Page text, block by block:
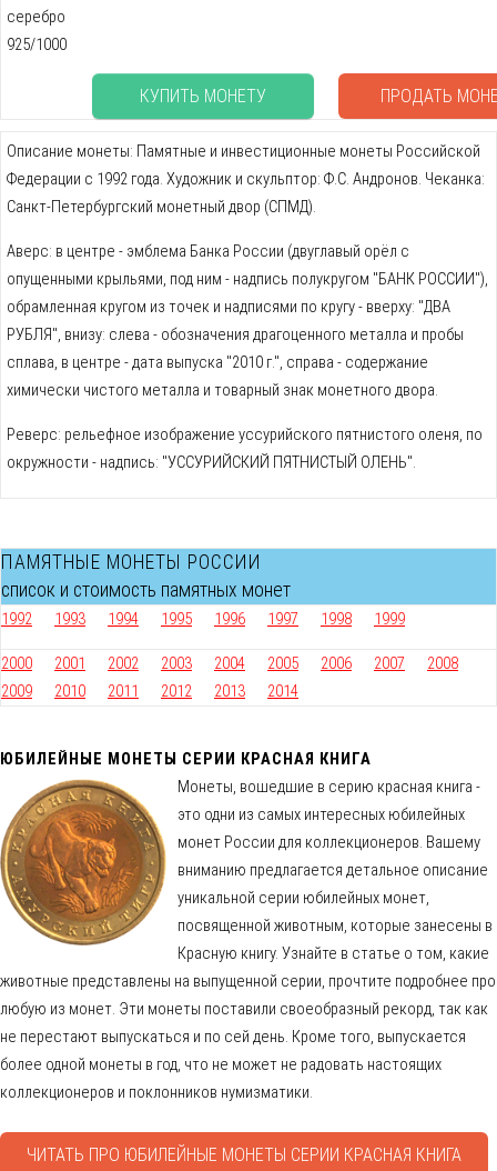
серебро
925/1000
КУПИТЬ МОНЕТУ ПРОДАТЬ
Описание монеты: Памятные и инвестиционные монеты Российской
Федерации с 1992 года. Художник и скульптор: Ф.С. Андронов. Чеканка:
Cанкт-Петербургский монетный двор (СПМД).
Аверс: в центре - эмблема Банка России (двуглавый орёл с
опущенными крыльями, под ним - надпись полукругом "БАНК РОССИИ"),
обрамленная кругом из точек и надписями по кругу - вверху: "ДВА
РУБЛЯ", внизу: слева - обозначения драгоценного металла и пробы
сплава, в центре - дата выпуска "2010 г.", справа - содержание
химически чистого металла и товарный знак монетного двора.
Реверс: рельефное изображение уссурийского пятнистого оленя, по
окружности - надпись: "УССУРИЙСКИЙ ПЯТНИСТЫЙ ОЛЕНЬ".
ПАМЯТНЫЕ МОНЕТЫ РОССИИ
список и стоимость памятных монет
1992 1993 1994 1995 1996 1997 1998 1999
2000 2001 2002 2003 2004 2005 2006 2007
2008
2009
2010 2011 2012 2013 2014
ЮБИЛЕЙНЫЕ МОНЕТЫ СЕРИИ КРАСНАЯ КНИГА
Монеты, вошедшие в серию красная книга -
это одни из самых интересных юбилейных
монет России для коллекционеров. Вашему
вниманию предлагается детальное описание
уникальной серии юбилейных монет,
посвященной животным, которые занесены в
Красную книгу. Узнайте в статье о том, какие
животные представлены на выпущенной серии, прочтите подробнее про
любую из монет. Эти монеты поставили своеобразный рекорд, так как
не перестают выпускаться и по сей день. Кроме того, выпускается
более одной монеты в год, что не может не радовать настоящих
коллекционеров и поклонников нумизматики.
ЧИТАТЬ ПРО ЮБИЛЕЙНЫЕ МОНЕТЫ СЕРИИ КРАСНАЯ КНИГА